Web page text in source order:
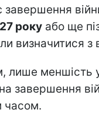
завершення
року або ще
визначитися з
лише меншість
завершення
часом.